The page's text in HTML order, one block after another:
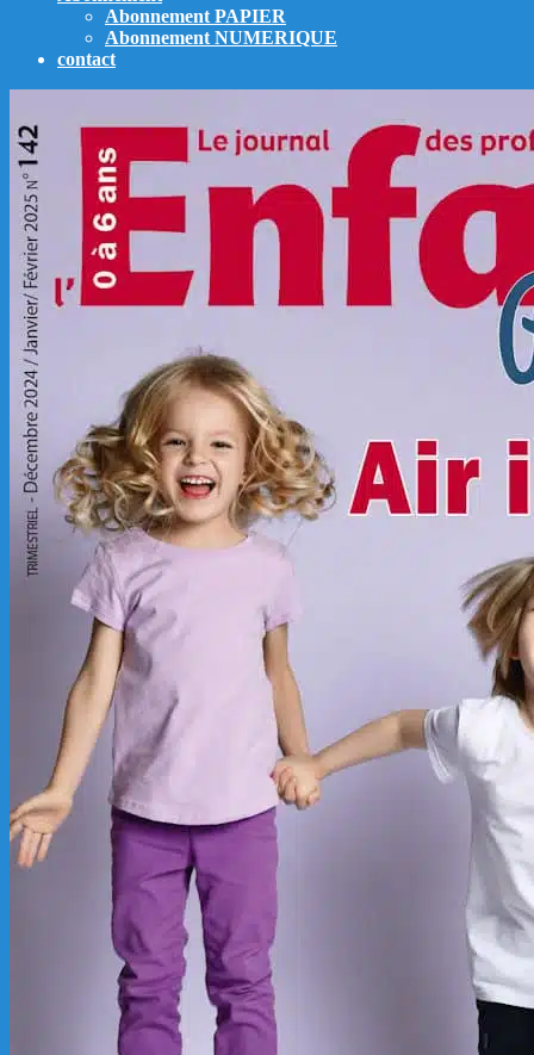
Abonnement PAPIER
Abonnement NUMERIQUE
contact